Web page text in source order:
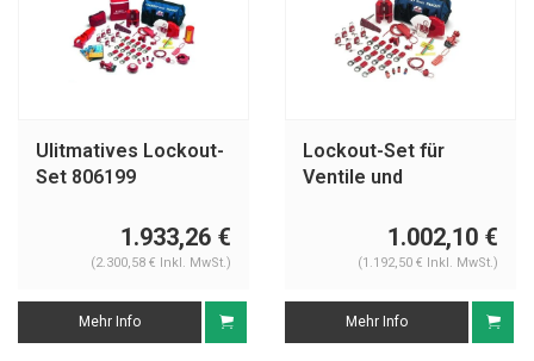
Ulitmatives Lockout-
Set 806199
1.933,26 €
(2.300,58 € Inkl. MwSt.)
Mehr Info
Lockout-Set für
Ventile und
1.002,10 €
(1.192,50 € Inkl. MwSt.)
Mehr Info